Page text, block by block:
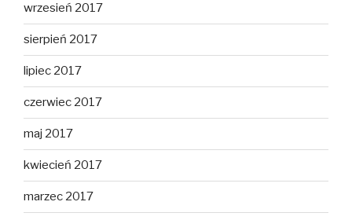
wrzesień 2017
sierpień 2017
lipiec 2017
czerwiec 2017
maj 2017
kwiecień 2017
marzec 2017